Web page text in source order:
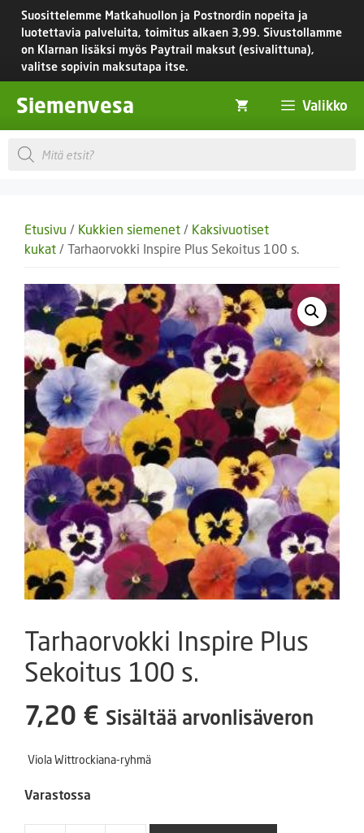
Siirry
sisältöön
Suosittelemme Matkahuollon ja Postnordin nopeita ja
luotettavia palveluita, toimitus alkaen 3,99. Sivustollamme
on Klarnan lisäksi myös Paytrail maksut (esivalittuna),
valitse sopivin maksutapa itse.
Siemenvesa Valikko
Products
search
Etusivu / Kukkien siemenet / Kaksivuotiset
kukat / Tarhaorvokki Inspire Plus Sekoitus 100 s.
Tarhaorvokki Inspire Plus
Sekoitus 100 s.
7,20 € Sisältää arvonlisäveron
Viola Wittrockiana-ryhmä
Varastossa